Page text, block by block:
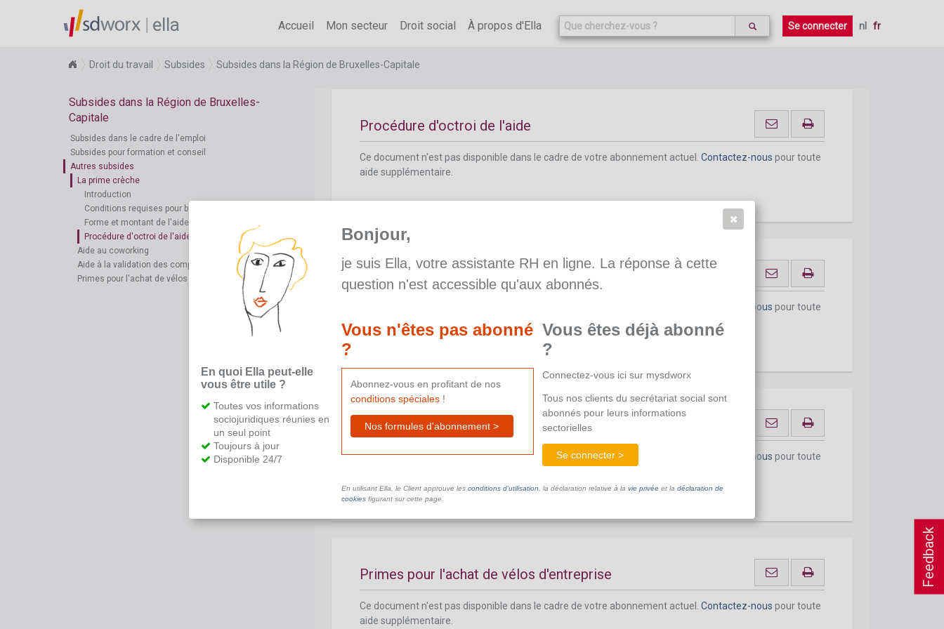
Feedback
ella Accueil Mon secteur Droit social À propos d'Ella Se connecter nl fr
Droit du travail Subsides Subsides dans la Région de Bruxelles-Capitale
Subsides dans la Région de Bruxelles-
Capitale
Subsides dans le cadre de l'emploi
Subsides pour formation et conseil
Autres subsides
La prime crèche
Introduction
Conditions requises pour bénéficier de l'aide
Forme et montant de l'aide
Procédure d'octroi de l'aide
Aide au coworking
Aide à la validation des compétences
Primes pour l'achat de vélos d'entreprise
aide supplémentaire.
Procédure d'octroi de l'aide
Ce document n'est pas disponible dans le cadre de votre abonnement actuel. Contactez-nous pour toute
aide supplémentaire.
Aide au coworking
Contactez-nous pour toute
aide supplémentaire.
Aide à la validation des compétences
Ce document n'est pas disponible dans le cadre de votre abonnement actuel. Contactez-nous pour toute
Primes pour l'achat de vélos d'entreprise
Ce document n'est pas disponible dans le cadre de votre abonnement actuel. Contactez-nous pour toute
aide supplémentaire.
En quoi Ella peut-elle
vous être utile ?
Toutes vos informations
sociojuridiques réunies en
un seul point
Toujours à jour
Disponible 24/7
Bonjour,
je suis Ella, votre assistante RH en ligne. La réponse à cette
question n'est accessible qu'aux abonnés.
Vous n'êtes pas abonné
?
Abonnez-vous en profitant de nos
conditions spéciales!
Nos formules d'abonnement >
Vous êtes déjà abonné
?
Connectez-vous ici sur mysdworx
Tous nos clients du secrétariat social sont
abonnés pour leurs informations
sectorielles
Se connecter >
En utilisant Ella, le Client approuve les conditions d’utilisation , la déclaration relative à la vie privéeet la déclaration de
cookiesfigurant sur cette page.